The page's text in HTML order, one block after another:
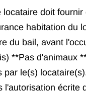
doit
habitation du
du bail, avant
**Pas d'animaux
le(s)
l'autorisation écrite